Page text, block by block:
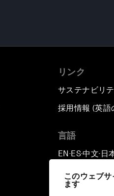
このウェブ
ます
リンク
サステナビリ
採用情報 (英語
言語
EN ▪ES▪中文▪ 日